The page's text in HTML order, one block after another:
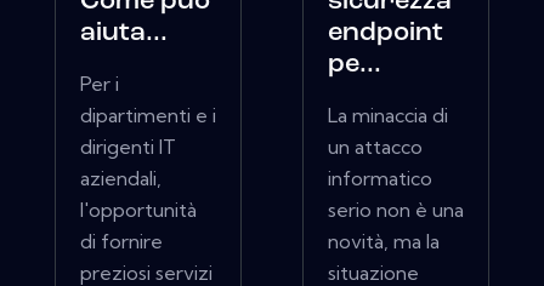
aiuta...
Per i
dipartimenti e i
dirigenti IT
aziendali,
l'opportunità
di fornire
preziosi servizi
endpoint
pe...
La minaccia di
un attacco
informatico
serio non è una
novità, ma la
situazione